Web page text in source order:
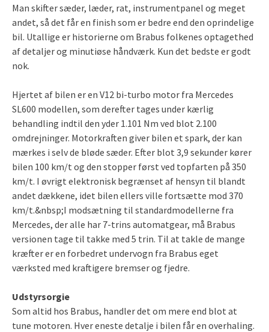
Man skifter sæder, læder, rat, instrumentpanel og meget
andet, så det får en finish som er bedre end den oprindelige
bil. Utallige er historierne om Brabus folkenes optagethed
af detaljer og minutiøse håndværk. Kun det bedste er godt
nok.
Hjertet af bilen er en V12 bi-turbo motor fra Mercedes
SL600 modellen, som derefter tages under kærlig
behandling indtil den yder 1.101 Nm ved blot 2.100
omdrejninger. Motorkraften giver bilen et spark, der kan
mærkes i selv de bløde sæder. Efter blot 3,9 sekunder kører
bilen 100 km/t og den stopper først ved topfarten på 350
km/t. I øvrigt elektronisk begrænset af hensyn til blandt
andet dækkene, idet bilen ellers ville fortsætte mod 370
km/t.&nbsp;I modsætning til standardmodellerne fra
Mercedes, der alle har 7-trins automatgear, må Brabus
versionen tage til takke med 5 trin. Til at takle de mange
kræfter er en forbedret undervogn fra Brabus eget
værksted med kraftigere bremser og fjedre.
Udstyrsorgie
Som altid hos Brabus, handler det om mere end blot at
tune motoren. Hver eneste detalje i bilen får en overhaling.